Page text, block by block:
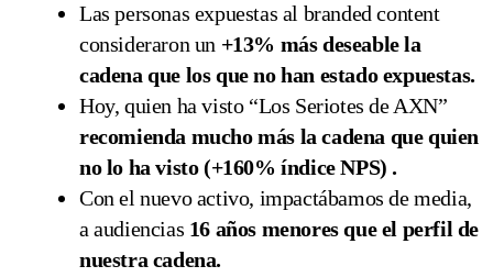
Las personas expuestas al branded content
consideraron un +13% más deseable la
cadena que los que no han estado expuestas.
Hoy, quien ha visto “Los Seriotes de AXN”
recomienda mucho más la cadena que quien
no lo ha visto (+160% índice NPS) .
Con el nuevo activo, impactábamos de media,
a audiencias 16 años menores que el perfil de
nuestra cadena.